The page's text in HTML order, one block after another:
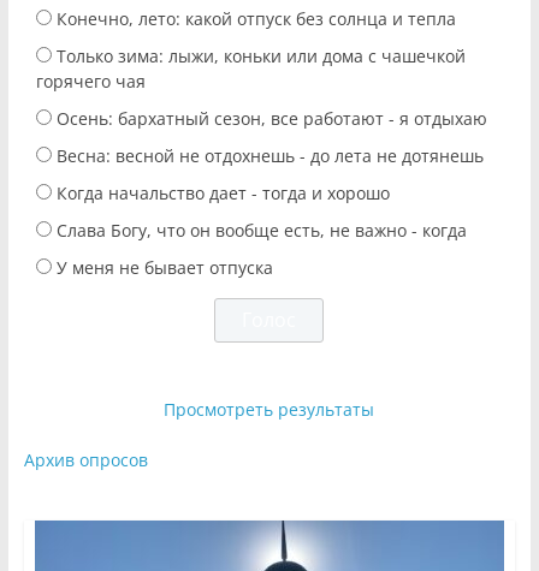
Конечно, лето: какой отпуск без солнца и тепла
Только зима: лыжи, коньки или дома с чашечкой
горячего чая
Осень: бархатный сезон, все работают - я отдыхаю
Весна: весной не отдохнешь - до лета не дотянешь
Когда начальство дает - тогда и хорошо
Слава Богу, что он вообще есть, не важно - когда
У меня не бывает отпуска
Просмотреть результаты
Архив опросов